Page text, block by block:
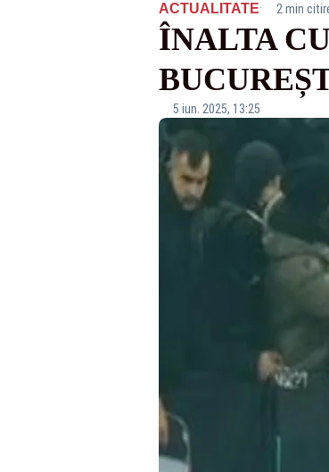
ACTUALITATE· 2 min
ÎNALTA
5 iun. 2025, 13:25